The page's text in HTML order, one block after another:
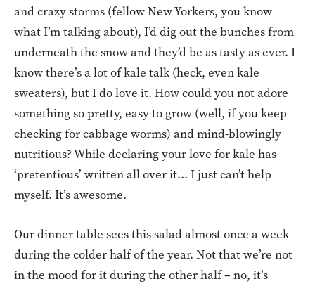
and crazy storms (fellow New Yorkers, you know
what I’m talking about), I’d dig out the bunches from
underneath the snow and they’d be as tasty as ever. I
know there’s a lot of kale talk (heck, even kale
sweaters), but I do love it. How could you not adore
something so pretty, easy to grow (well, if you keep
checking for cabbage worms) and mind-blowingly
nutritious? While declaring your love for kale has
‘pretentious’ written all over it… I just can’t help
myself. It’s awesome.
Our dinner table sees this salad almost once a week
during the colder half of the year. Not that we’re not
in the mood for it during the other half – no, it’s